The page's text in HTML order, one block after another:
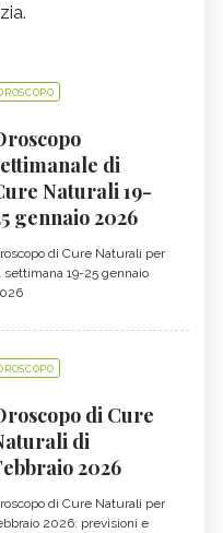
di
Naturali 19-
gennaio 2026
di Cure Naturali per
settimana 19-25 gennaio
di Cure
di
2026
di Cure Naturali per
2026: previsioni e